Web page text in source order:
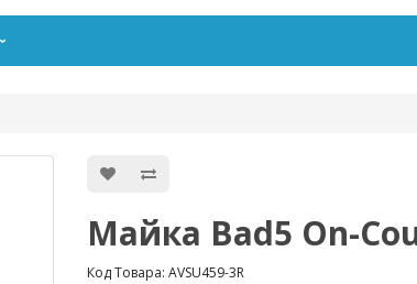
Майка Bad5 On-
Код Товара: AVSU459-3R